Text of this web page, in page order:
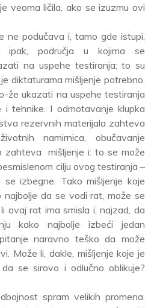
veoma ličila, ako se izuzmu ovi
ne podučava i, tamo gde istupi,
ipak, područja u kojima se
na uspehe testiranja; to su
diktaturama mišljenje potrebno.
že ukazati na uspehe testiranja
tehnike. I odmotavanje klupka
rezervnih materijala zahteva
namirnica, obučavanje
zahteva mišljenje i: to se može
cilju ovog testiranja –
izbegne. Tako mišljenje koje
da se vodi rat, može se
ovaj rat ima smisla i, najzad, da
kako najbolje izbeći jedan
naravno teško da može
Može li, dakle, mišljenje koje je
se sirovo i odlučno oblikuje?
spram velikih promena.